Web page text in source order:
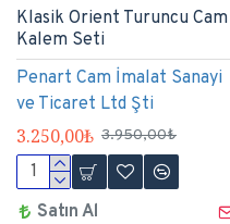
Penart Cam İmalat Sanayi
ve Ticaret Ltd Şti
Klasik Orient Turuncu Cam
Kalem Seti
3.250,00₺ 3.950,00₺
Satın Al